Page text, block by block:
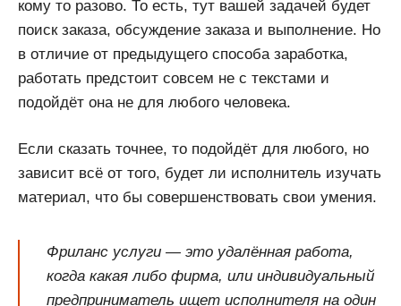
кому то разово. То есть, тут вашей задачей будет
поиск заказа, обсуждение заказа и выполнение. Но
в отличие от предыдущего способа заработка,
работать предстоит совсем не с текстами и
подойдёт она не для любого человека.
Если сказать точнее, то подойдёт для любого, но
зависит всё от того, будет ли исполнитель изучать
материал, что бы совершенствовать свои умения.
Фриланс услуги — это удалённая работа,
когда какая либо фирма, или индивидуальный
предприниматель ищет исполнителя на один